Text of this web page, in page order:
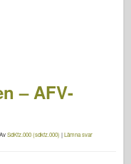
– AFV-
AvSdKfz.000 (sdkfz.000) |Lämna svar